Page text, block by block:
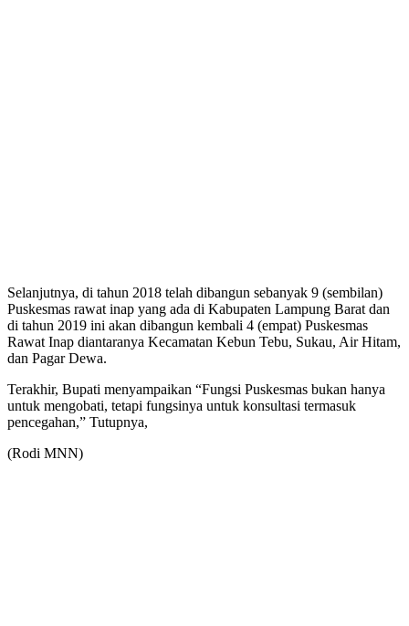
Selanjutnya, di tahun 2018 telah dibangun sebanyak 9 (sembilan)
Puskesmas rawat inap yang ada di Kabupaten Lampung Barat dan
di tahun 2019 ini akan dibangun kembali 4 (empat) Puskesmas
Rawat Inap diantaranya Kecamatan Kebun Tebu, Sukau, Air Hitam,
dan Pagar Dewa.
Terakhir, Bupati menyampaikan “Fungsi Puskesmas bukan hanya
untuk mengobati, tetapi fungsinya untuk konsultasi termasuk
pencegahan,” Tutupnya,
(Rodi MNN)